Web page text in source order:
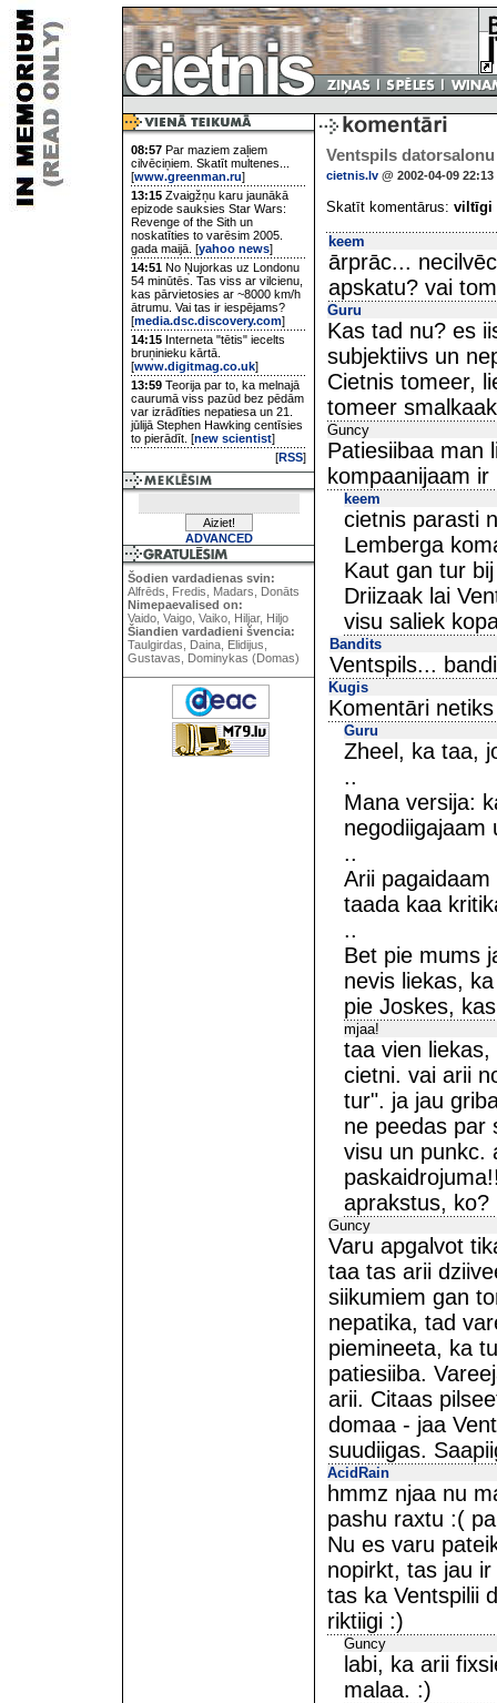
08:57 Par maziem zaļiem
cilvēciņiem. Skatīt multenes...
[www.greenman.ru]
13:15 Zvaigžņu karu jaunākā
epizode sauksies Star Wars:
Revenge of the Sith un
noskatīties to varēsim 2005.
gada maijā. [yahoo news]
14:51 No Ņujorkas uz Londonu
54 minūtēs. Tas viss ar vilcienu,
kas pārvietosies ar ~8000 km/h
ātrumu. Vai tas ir iespējams?
[media.dsc.discovery.com]
14:15 Interneta "tētis" iecelts
bruņinieku kārtā.
[www.digitmag.co.uk]
13:59 Teorija par to, ka melnajā
caurumā viss pazūd bez pēdām
var izrādīties nepatiesa un 21.
jūlijā Stephen Hawking centīsies
to pierādīt. [new scientist]
[RSS]
ADVANCED
Šodien vardadienas svin:
Alfrēds, Fredis, Madars, Donāts
Nimepaevalised on:
Vaido, Vaigo, Vaiko, Hiljar, Hiljo
Šiandien vardadieni švencia:
Taulgirdas, Daina, Elidijus,
Gustavas, Dominykas (Domas)
Ventspils
cietnis.lv @ 2002-04-09 22:13
Skatīt komentārus: viltīgi
keem
ārprāc...
apskatu? vai
Guru
Kas tad nu? es
subjektiivs un
Cietnis tomeer,
tomeer
Guncy
Patiesiibaa man
kompaanijaam
keem
cietnis parasti
Lemberga
Kaut gan tur
Driizaak lai
visu saliek
Bandits
Ventspils...
Kugis
Komentāri
Guru
Zheel, ka taa,
..
Mana versija:
negodiigajaam
..
Arii
taada kaa
..
Bet pie mums
nevis liekas,
pie Joskes,
mjaa!
taa vien
cietni. vai arii
tur". ja jau
ne peedas par
visu un punkc.
aprakstus, ko?
Guncy
Varu apgalvot
taa tas arii
siikumiem gan
nepatika, tad
piemineeta, ka
patiesiiba.
arii. Citaas
domaa - jaa
suudiigas.
AcidRain
hmmz njaa nu
pashu raxtu :(
Nu es varu
nopirkt, tas jau
tas ka Ventspilii
riktiigi :)
Guncy
labi, ka arii
malaa. :)